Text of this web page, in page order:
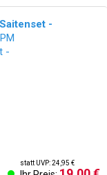
-
statt UVP: 24,95 €